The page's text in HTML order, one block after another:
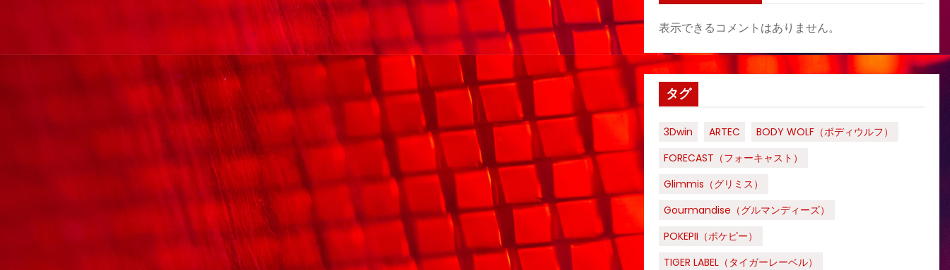
表示できるコメントはありません。
タグ
3Dwin ARTEC
BODY WOLF（ボディウルフ）
FORECAST（フォーキャスト）
Glimmis（グリミス）
Gourmandise（グルマンディーズ）
POKEPII（ポケピー）
TIGER LABEL（タイガーレーベル）